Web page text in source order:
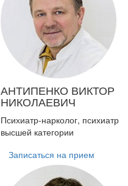
АНТИПЕНКО ВИКТОР
НИКОЛАЕВИЧ
Психиатр-нарколог, психиатр
высшей категории
Записаться на прием